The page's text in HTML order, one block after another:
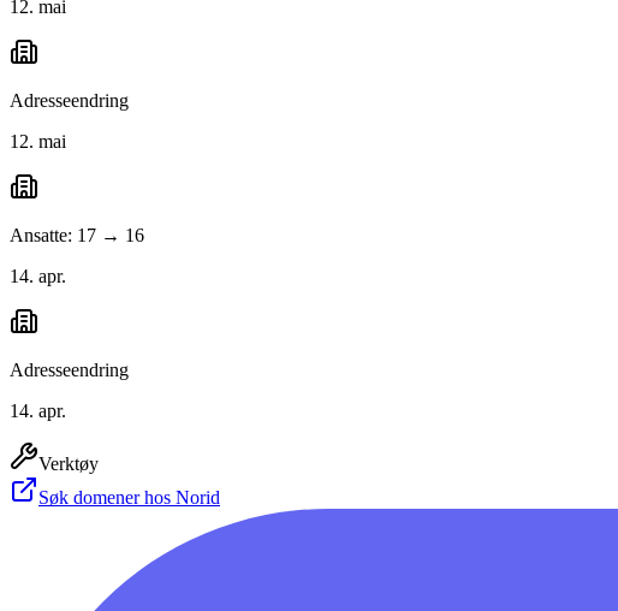
12. mai
Adresseendring
12. mai
Ansatte: 17 → 16
14. apr.
Adresseendring
14. apr.
Verktøy
Søk domener hos Norid